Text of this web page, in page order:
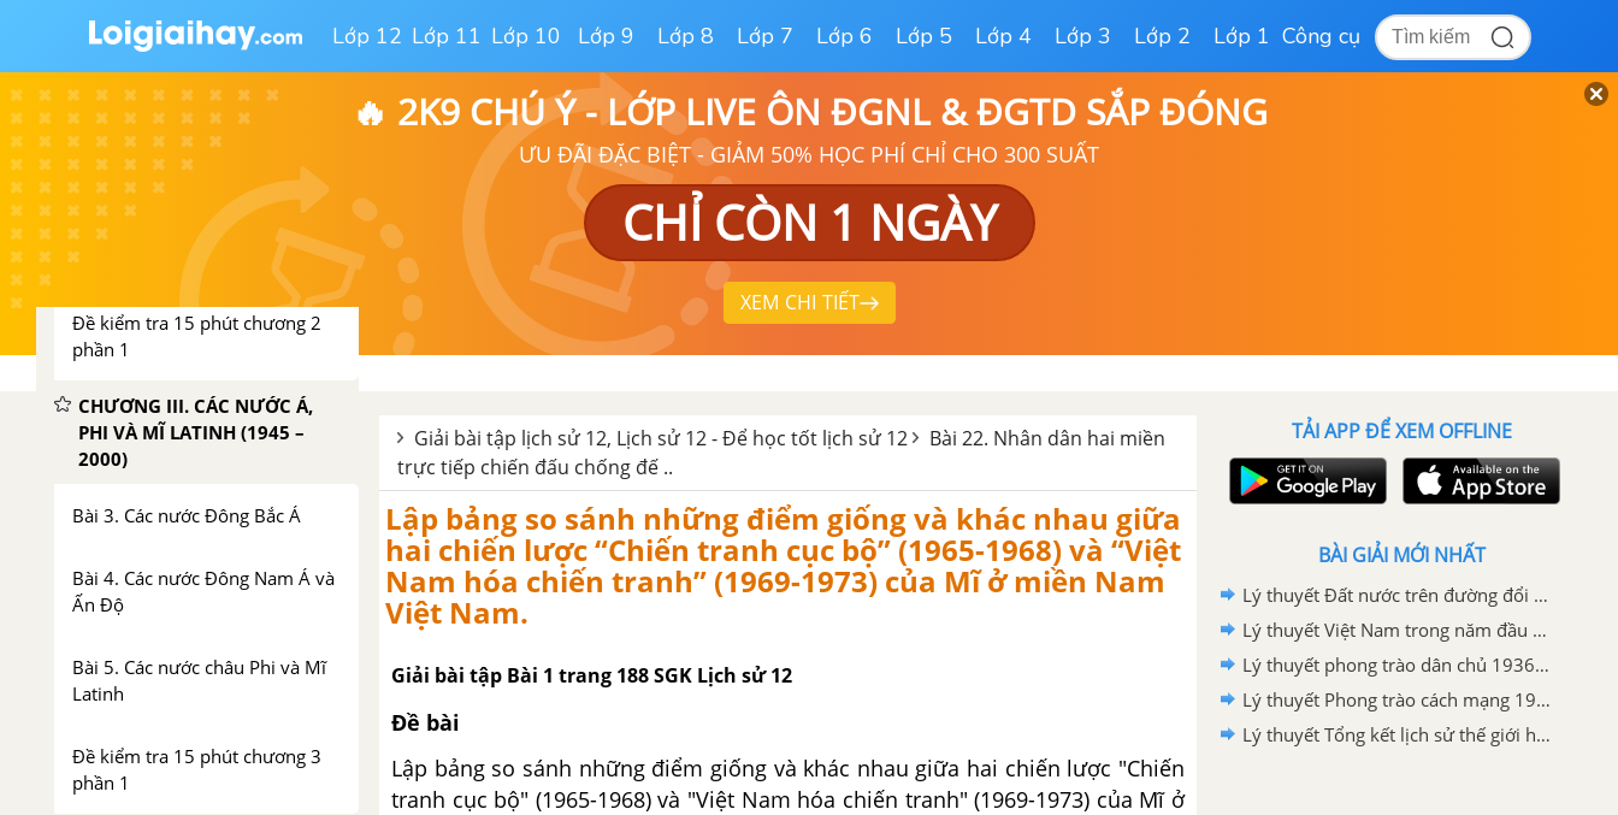
Lớp 12 Lớp 11 Lớp 10 Lớp 9 Lớp 8 Lớp 7 Lớp 6 Lớp 5 Lớp 4 Lớp 3 Lớp 2 Lớp 1 Công cụ
🔥 2K9 CHÚ Ý - LỚP LIVE ÔN ĐGNL & ĐGTD SẮP ĐÓNG
ƯU ĐÃI ĐẶC BIỆT - GIẢM 50% HỌC PHÍ CHỈ CHO 300 SUẤT
CHỈ CÒN 1 NGÀY
XEM CHI TIẾT
phần 1
CHƯƠNG II. LIÊN XÔ VÀ CÁC
NƯỚC ĐÔNG ÂU (1945 –
1991). LIÊN BANG NGA (1991
– 2000)
Bài 2. Liên Xô và các nước Đông
Âu (1945 - 2000) Liên Bang Nga
(1991 - 2000)
Đề kiểm tra 15 phút chương 2
phần 1
CHƯƠNG III. CÁC NƯỚC Á,
PHI VÀ MĨ LATINH (1945 –
2000)
Bài 3. Các nước Đông Bắc Á
Bài 4. Các nước Đông Nam Á và
Ấn Độ
Bài 5. Các nước châu Phi và Mĩ
Latinh
Đề kiểm tra 15 phút chương 3
phần 1
Giải bài tập lịch sử 12, Lịch sử 12 - Để học tốt lịch sử 12
Bài 22. Nhân dân hai miền
trực tiếp chiến đấu chống đế ..
Lập bảng so sánh những điểm giống và khác nhau giữa
hai chiến lược “Chiến tranh cục bộ” (1965-1968) và “Việt
Nam hóa chiến tranh” (1969-1973) của Mĩ ở miền Nam
Việt Nam.
Giải bài tập Bài 1 trang 188 SGK Lịch sử 12
Đề bài
Lập bảng so sánh những điểm giống và khác nhau giữa hai chiến lược "Chiến
tranh cục bộ" (1965-1968) và "Việt Nam hóa chiến tranh" (1969-1973) của Mĩ ở
TẢI APP ĐỂ XEM OFFLINE
BÀI GIẢI MỚI NHẤT
Lý thuyết Đất nước trên đường đổi mới đi lên chủ nghĩa xã hội (1986-2000)
Lý thuyết Việt Nam trong năm đầu sau thắng lợi của cuộc kháng chiến chống Mĩ, cứu nước năm 1975
Lý thuyết phong trào dân chủ 1936-1939
Lý thuyết Phong trào cách mạng 1930-1935
Lý thuyết Tổng kết lịch sử thế giới hiện đại từ 1945 đến năm 2000